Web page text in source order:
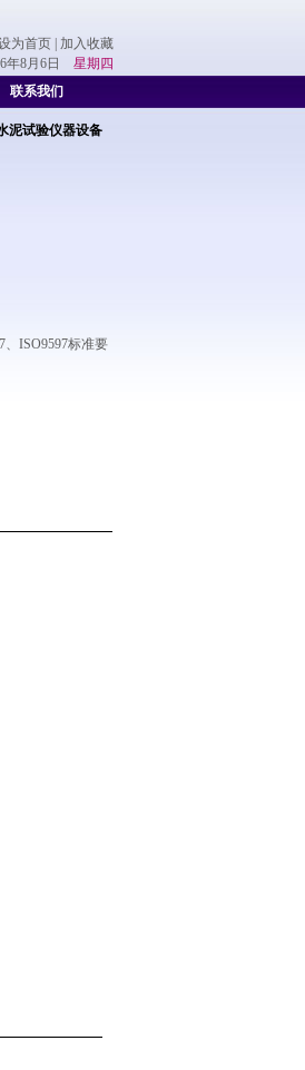
为首页
加入收藏
年8月6日 星期四
联系我们
泥试验仪器设备
ISO9597标准要